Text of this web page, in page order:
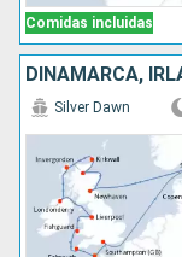
Comidas incluidas
DINAMARCA,
Silver Dawn